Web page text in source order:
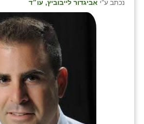
נכתב ע"י אביגדור לייבוביץ, עו״ד